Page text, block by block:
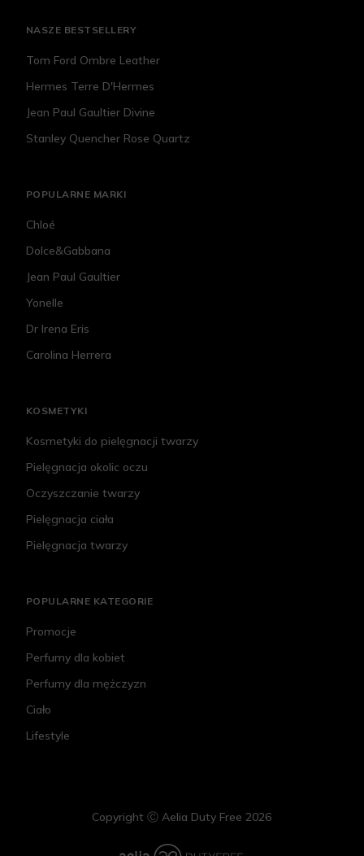
NASZE BESTSELLERY
Tom Ford Ombre Leather
Hermes Terre D'Hermes
Jean Paul Gaultier Divine
Stanley Quencher Rose Quartz
POPULARNE MARKI
Chloé
Dolce&Gabbana
Jean Paul Gaultier
Yonelle
Dr Irena Eris
Carolina Herrera
KOSMETYKI
Kosmetyki do pielęgnacji twarzy
Pielęgnacja okolic oczu
Oczyszczanie twarzy
Pielęgnacja ciała
Pielęgnacja twarzy
POPULARNE KATEGORIE
Promocje
Perfumy dla kobiet
Perfumy dla mężczyzn
Ciało
Lifestyle
Copyright Ⓒ Aelia Duty Free 2026